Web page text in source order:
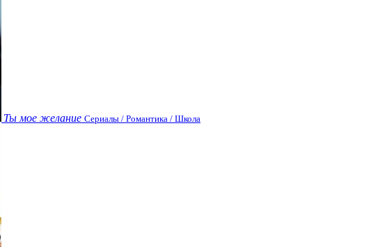
Ты мое желание Сериалы / Романтика / Школа